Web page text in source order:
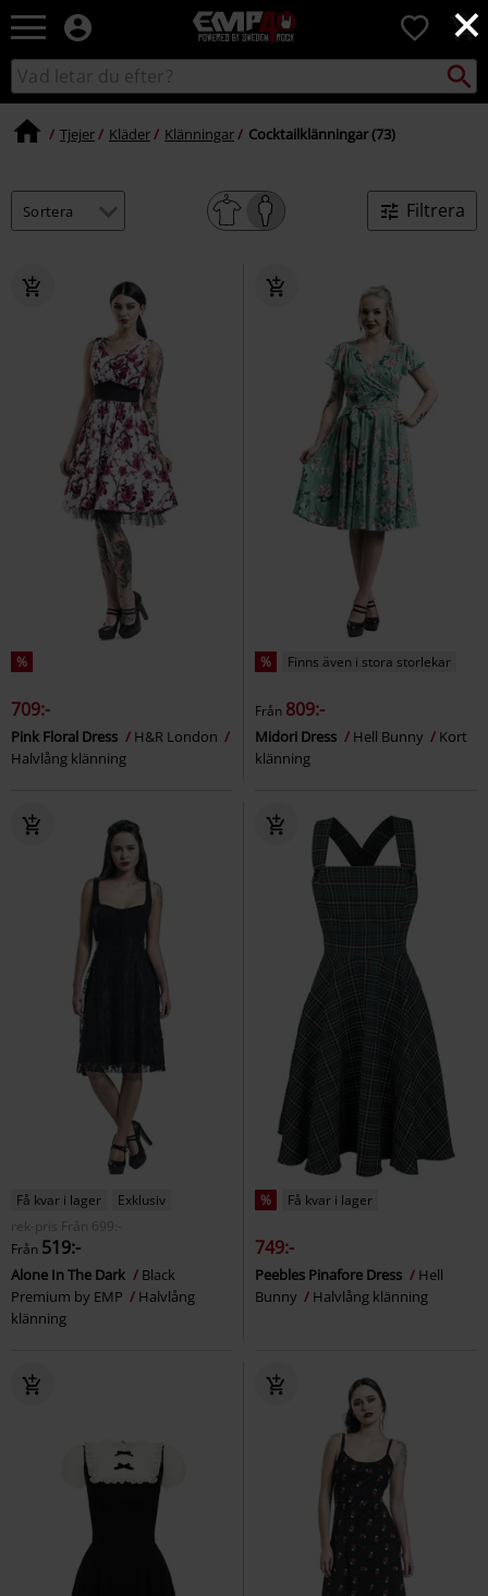
×
EMP
-
Musik,
TV
&
Alternativt
Mode
0
Sök
i
Sök
Tjejer Kläder Klänningar Cocktailklänningar (73)
Filtrera
%
709:-
Pink Floral Dress
H&R London
Halvlång klänning
% Finns även i stora storlekar
Från 809:-
Midori Dress Hell Bunny
Kort
klänning
Få kvar i lager
Exklusiv
rek-pris
Från 699:-
Från 519:-
Alone In The Dark
Black
Premium by EMP
Halvlång
klänning
% Få kvar i lager
749:-
Peebles Pinafore Dress
Hell
Bunny
Halvlång klänning